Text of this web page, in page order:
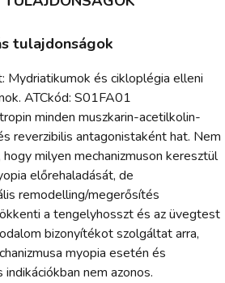
tulajdonságok
Mydriatikumok és cikloplégia elleni
ATCkód: S01FA01
minden muszkarin-acetilkolin-
reverzibilis antagonistaként hat. Nem
milyen mechanizmuson keresztül
előrehaladását, de
remodelling/megerősítés
a tengelyhosszt és az üvegtest
bizonyítékot szolgáltat arra,
myopia esetén és
nem azonos.